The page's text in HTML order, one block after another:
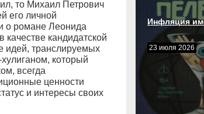
то Михаил Петрович
его личной
о романе Леонида
кандидатской
идей, транслируемых
который
всегда
ценности
и интересы своих
Инфляция
23 июля 2026